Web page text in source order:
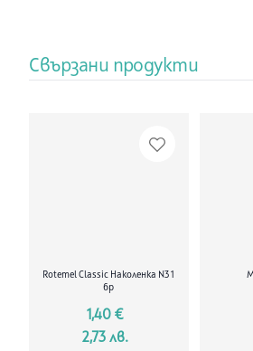
Производител: Медика АД
Марка Medica
Свързани продукти
Rotemel Classic Наколенка N3 1
бр
1,40 €
2,73 лв.